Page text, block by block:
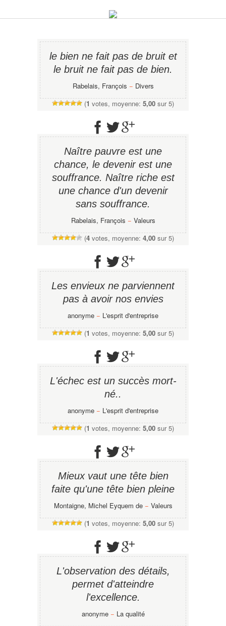
le bien ne fait pas de bruit et
le bruit ne fait pas de bien.
Rabelais, François − Divers
(1 votes, moyenne: 5,00 sur 5)
Naître pauvre est une
chance, le devenir est une
souffrance. Naître riche est
une chance d'un devenir
sans souffrance.
Rabelais, François − Valeurs
(4 votes, moyenne: 4,00 sur 5)
Les envieux ne parviennent
pas à avoir nos envies
anonyme − L'esprit d'entreprise
(1 votes, moyenne: 5,00 sur 5)
L'échec est un succès mort-
né..
anonyme − L'esprit d'entreprise
(1 votes, moyenne: 5,00 sur 5)
Mieux vaut une tête bien
faite qu'une tête bien pleine
Montaigne, Michel Eyquem de− Valeurs
(1 votes, moyenne: 5,00 sur 5)
L'observation des détails,
permet d'atteindre
l'excellence.
anonyme− La qualité